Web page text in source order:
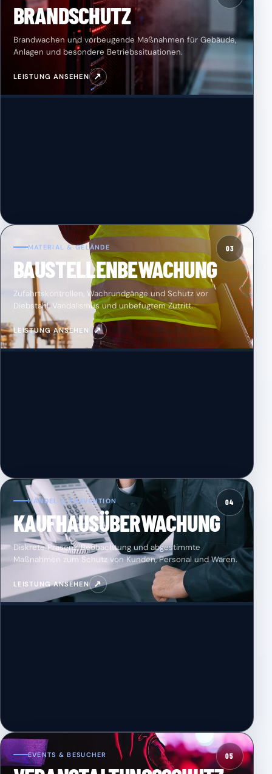
BRANDSCHUTZ
Brandwachen und vorbeugende Maßnahmen für Gebäude,
Anlagen und besondere Betriebssituationen.
LEISTUNG ANSEHEN ↗
03
MATERIAL & GELÄNDE
BAUSTELLENBEWACHUNG
Zufahrtskontrollen, Wachrundgänge und Schutz vor
Diebstahl, Vandalismus und unbefugtem Zutritt.
LEISTUNG ANSEHEN ↗
04
HANDEL & PRÄVENTION
KAUFHAUSÜBERWACHUNG
Diskrete Präsenz, Beobachtung und abgestimmte
Maßnahmen zum Schutz von Kunden, Personal und Waren.
LEISTUNG ANSEHEN ↗
05
EVENTS & BESUCHER